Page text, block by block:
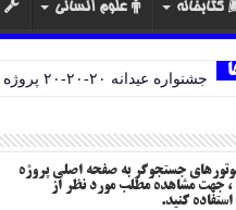
کتابخانه علوم انسانی
جشنواره عیدانه ۲۰-۲۰-۲۰ پروژه ها
جستجوگر به صفحه اصلی پروژه
جهت مشاهده مطلب مورد نظر از
کنید.